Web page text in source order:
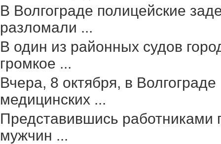
В Волгограде полицейские
разломали ...
В один из районных судов
громкое ...
Вчера, 8 октября, в
медицинских ...
Представившись работниками
мужчин ...